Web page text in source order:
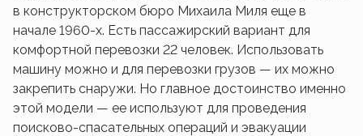
в конструкторском бюро Михаила Миля еще в
начале 1960-х. Есть пассажирский вариант для
комфортной перевозки 22 человек. Использовать
машину можно и для перевозки грузов — их можно
закрепить снаружи. Но главное достоинство именно
этой модели — ее используют для проведения
поисково-спасательных операций и эвакуации